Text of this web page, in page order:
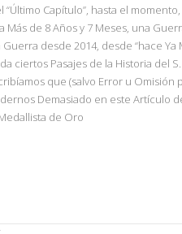
“Último Capítulo”, hasta el
Más de 8 Años y 7 Meses, una
desde 2014, desde “hace Ya
ciertos Pasajes de la Historia del
que (salvo Error u Omisión
Demasiado en este Artículo
de Oro